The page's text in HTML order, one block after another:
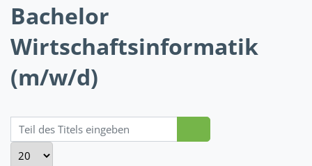
Bachelor
Wirtschaftsinformatik
(m/w/d)
Teil des Titels eingeben
Anzeige #